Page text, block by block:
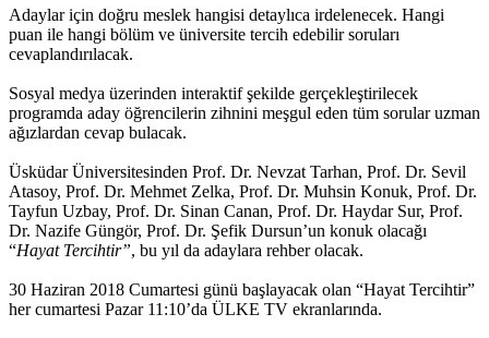
Adaylar için doğru meslek hangisi detaylıca irdelenecek. Hangi
puan ile hangi bölüm ve üniversite tercih edebilir soruları
cevaplandırılacak.
Sosyal medya üzerinden interaktif şekilde gerçekleştirilecek
programda aday öğrencilerin zihnini meşgul eden tüm sorular uzman
ağızlardan cevap bulacak.
Üsküdar Üniversitesinden Prof. Dr. Nevzat Tarhan, Prof. Dr. Sevil
Atasoy, Prof. Dr. Mehmet Zelka, Prof. Dr. Muhsin Konuk, Prof. Dr.
Tayfun Uzbay, Prof. Dr. Sinan Canan, Prof. Dr. Haydar Sur, Prof.
Dr. Nazife Güngör, Prof. Dr. Şefik Dursun’un konuk olacağı
“Hayat Tercihtir”, bu yıl da adaylara rehber olacak.
30 Haziran 2018 Cumartesi günü başlayacak olan “Hayat Tercihtir”
her cumartesi Pazar 11:10’da ÜLKE TV ekranlarında.